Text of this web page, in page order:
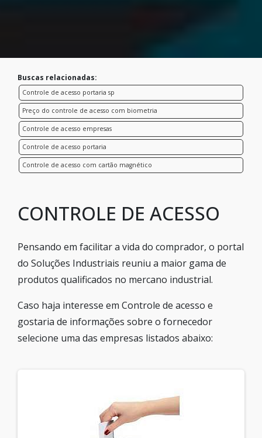
Buscas relacionadas:
Controle de acesso portaria sp
Preço do controle de acesso com biometria
Controle de acesso empresas
Controle de acesso portaria
Controle de acesso com cartão magnético
CONTROLE DE ACESSO
Pensando em facilitar a vida do comprador, o portal
do Soluções Industriais reuniu a maior gama de
produtos qualificados no mercano industrial.
Caso haja interesse em Controle de acesso e
gostaria de informações sobre o fornecedor
selecione uma das empresas listados abaixo: